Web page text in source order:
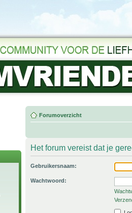
Forumoverzicht
Het forum vereist dat je
Gebruikersnaam:
Wachtwoord: